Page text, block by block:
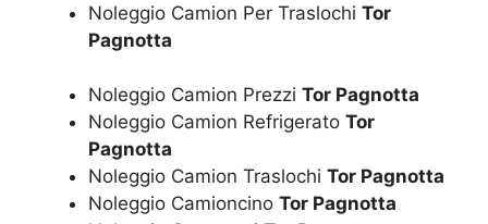
Noleggio Camion Per Traslochi Tor
Pagnotta
Noleggio Camion Prezzi Tor Pagnotta
Noleggio Camion Refrigerato Tor
Pagnotta
Noleggio Camion Traslochi Tor Pagnotta
Noleggio Camioncino Tor Pagnotta